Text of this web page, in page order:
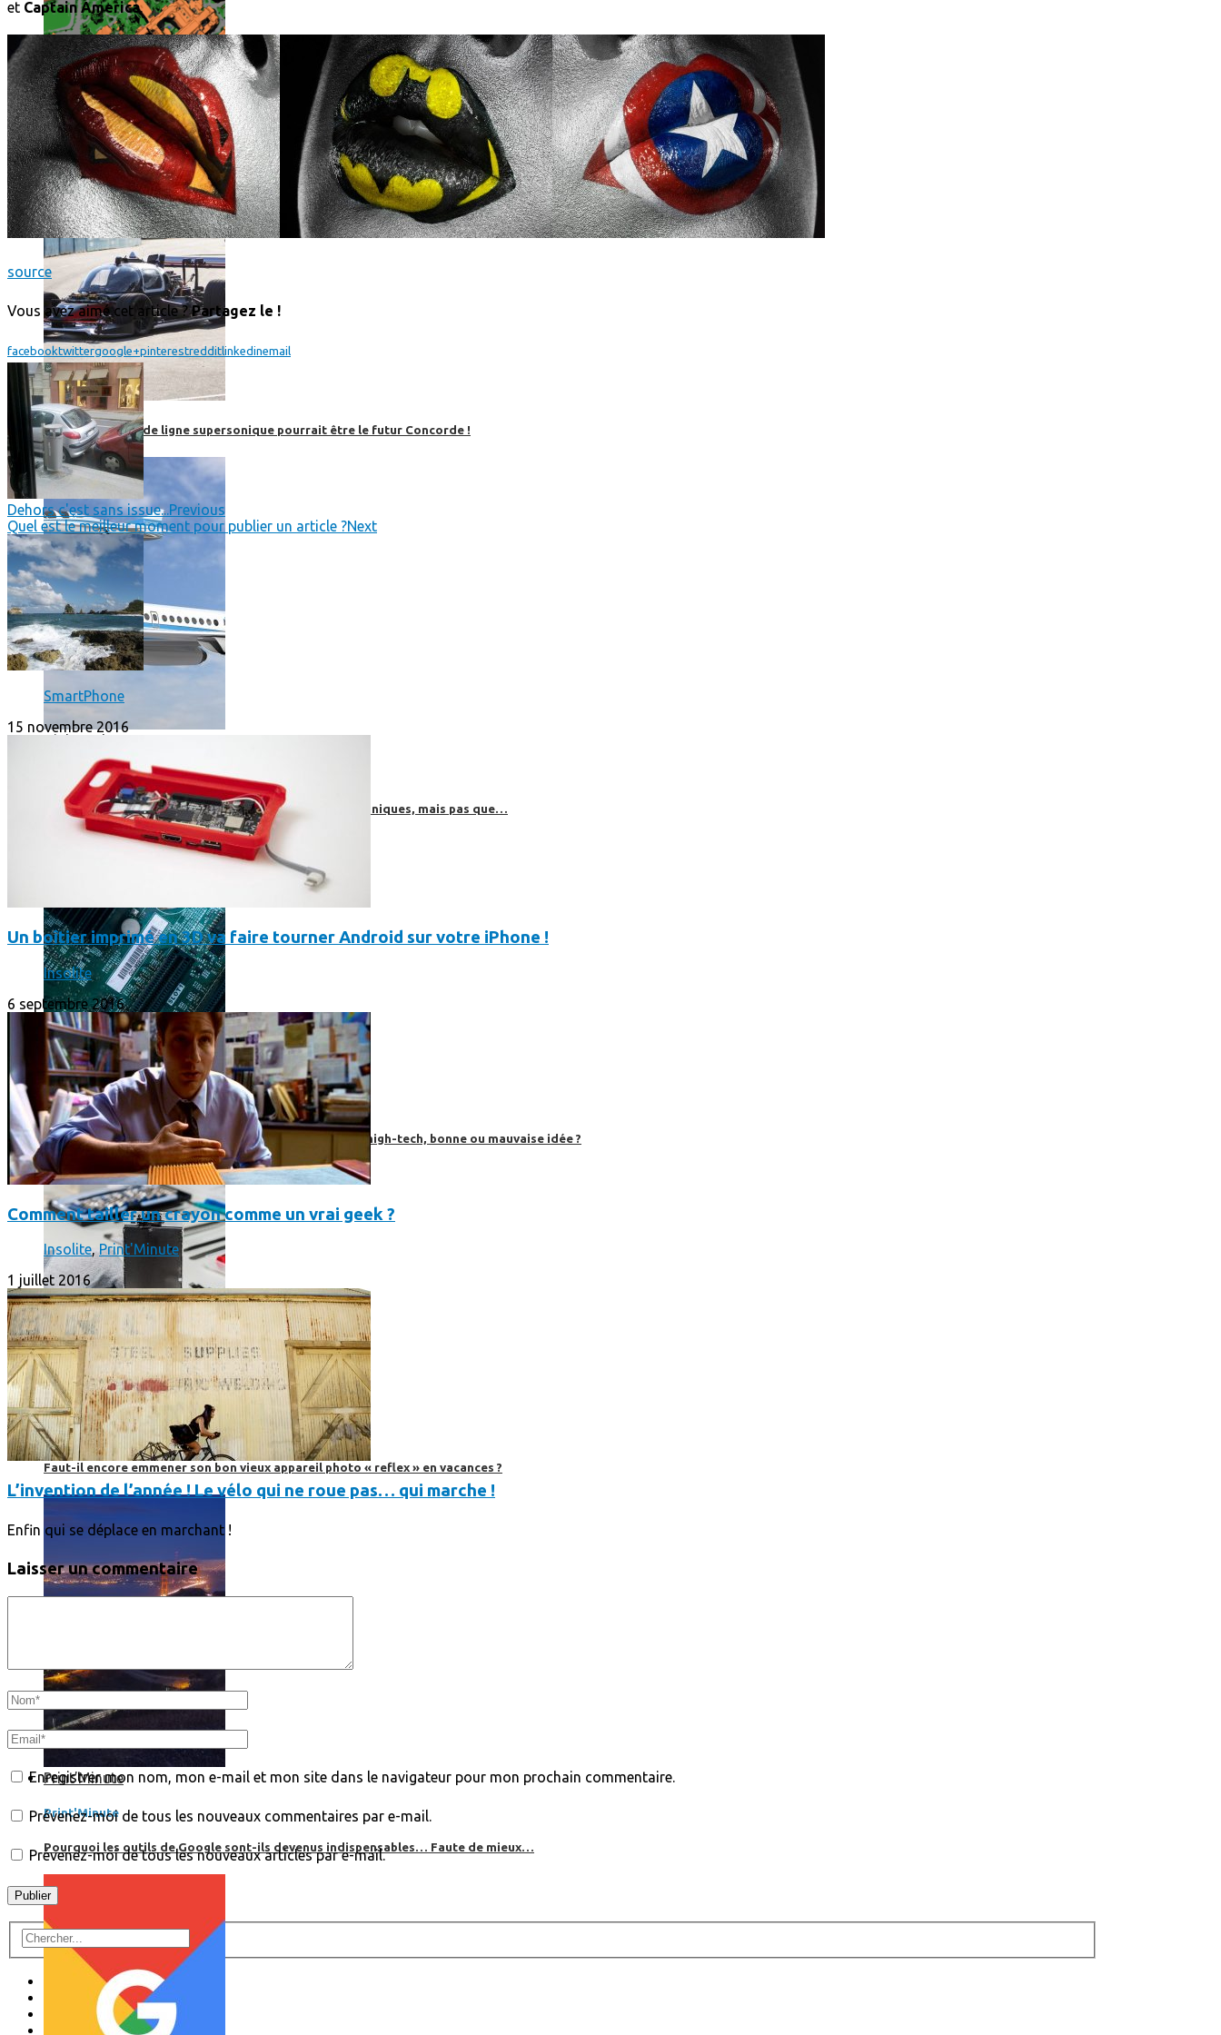
Roborace : une voiture autonome évite un chien mais se loupe dans un virage
Boom, cet avion de ligne supersonique pourrait être le futur Concorde !
High-Tech
High-Tech
Les circuits imprimés, le coeur de nos appareils électroniques, mais pas que…
Prendre une extension de garantie pour vos appareils high-tech, bonne ou mauvaise idée ?
Faut-il encore emmener son bon vieux appareil photo « reflex » en vacances ?
Print’Minute
Print'Minute
Pourquoi les outils de Google sont-ils devenus indispensables… Faute de mieux…
et Captain America.
source
Vous avez aimé cet article ?Partagez le !
facebooktwittergoogle+pinterestredditlinkedinemail
Dehors c'est sans issue...Previous
Quel est le meilleur moment pour publier un article ?Next
SmartPhone
15 novembre 2016
Un boîtier imprimé en 3D va faire tourner Android sur votre iPhone !
Insolite
6 septembre 2016
Comment tailler un crayon comme un vrai geek ?
Insolite, Print'Minute
1 juillet 2016
L’invention de l’année ! Le vélo qui ne roue pas… qui marche !
Enfin qui se déplace en marchant !
Laisser un commentaire
Enregistrer mon nom, mon e-mail et mon site dans le navigateur pour mon prochain commentaire.
Prévenez-moi de tous les nouveaux commentaires par e-mail.
Prévenez-moi de tous les nouveaux articles par e-mail.